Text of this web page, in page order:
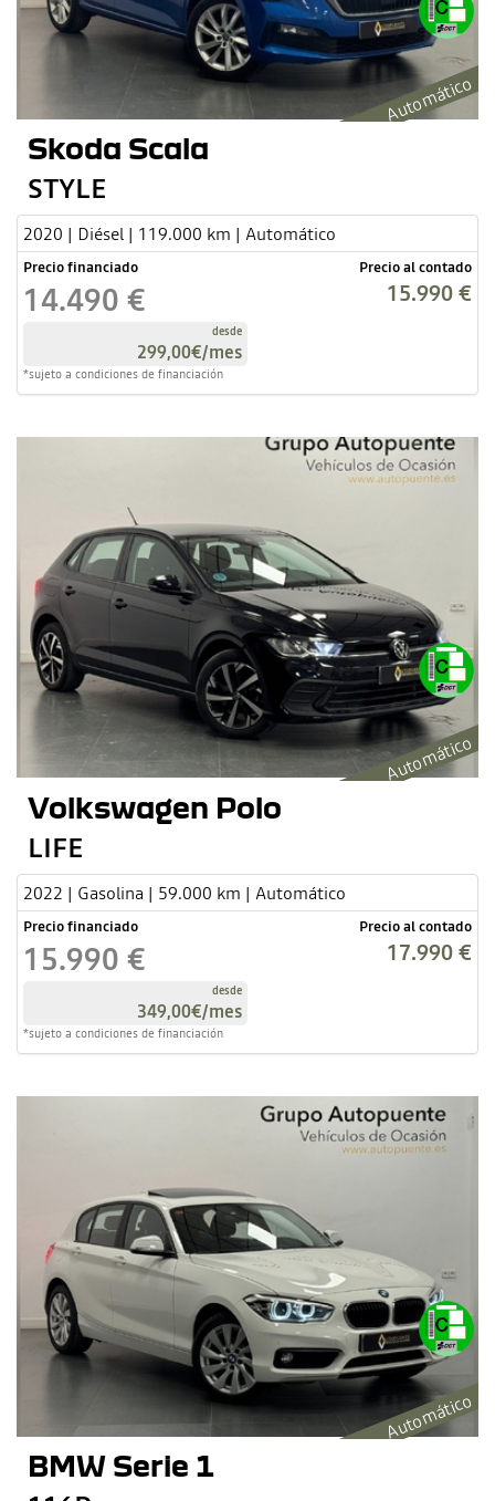
Automático
Skoda Scala
STYLE
2020 | Diésel | 119.000 km | Automático
Precio financiado
14.490 €
desde
299,00€/mes
*sujeto a condiciones de financiación
Precio al contado
15.990 €
Automático
Volkswagen Polo
LIFE
2022 | Gasolina | 59.000 km | Automático
Precio financiado
15.990 €
desde
349,00€/mes
*sujeto a condiciones de financiación
Precio al contado
17.990 €
Automático
BMW Serie 1